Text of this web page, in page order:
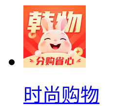
时尚购物